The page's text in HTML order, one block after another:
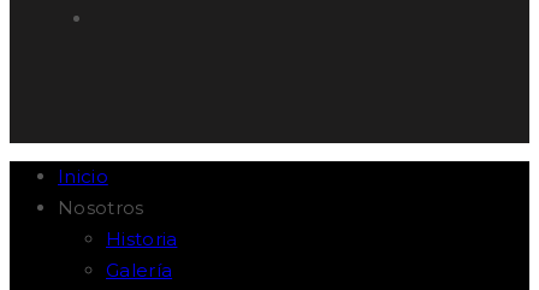
Inicio
Nosotros
Historia
Galería